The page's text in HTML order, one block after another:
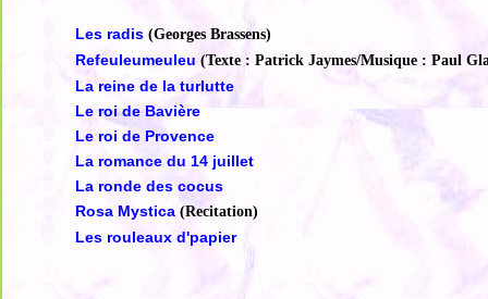
Les radis (Georges Brassens)
Refeuleumeuleu (Texte : Patrick Jaymes/Musique : Paul
La reine de la turlutte
Le roi de Bavière
Le roi de Provence
La romance du 14 juillet
La ronde des cocus
Rosa Mystica (Recitation)
Les rouleaux d'papier